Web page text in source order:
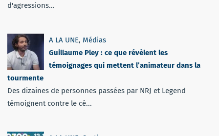
d'agressions...
A LA UNE, Médias
Guillaume Pley : ce que révèlent les
témoignages qui mettent l’animateur dans la
tourmente
Des dizaines de personnes passées par NRJ et Legend
témoignent contre le cé...